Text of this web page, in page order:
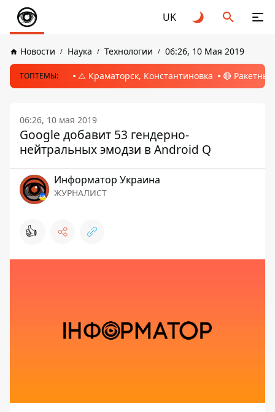
UK
Новости Наука Технологии 06:26, 10 Мая 2019
ТОПТЕМЫ: ⚠️ Краматорск, Константиновка 🔴
06:26, 10 мая 2019
Google добавит 53 гендерно-
нейтральных эмодзи в Android Q
Информатор Украина
ЖУРНАЛИСТ
👍